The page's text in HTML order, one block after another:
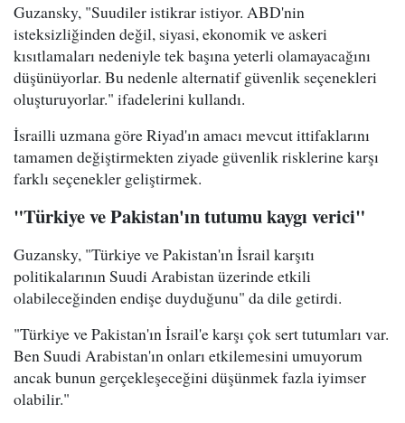
Guzansky, "Suudiler istikrar istiyor. ABD'nin
isteksizliğinden değil, siyasi, ekonomik ve askeri
kısıtlamaları nedeniyle tek başına yeterli olamayacağını
düşünüyorlar. Bu nedenle alternatif güvenlik seçenekleri
oluşturuyorlar." ifadelerini kullandı.
İsrailli uzmana göre Riyad'ın amacı mevcut ittifaklarını
tamamen değiştirmekten ziyade güvenlik risklerine karşı
farklı seçenekler geliştirmek.
"Türkiye ve Pakistan'ın tutumu kaygı verici"
Guzansky, "Türkiye ve Pakistan'ın İsrail karşıtı
politikalarının Suudi Arabistan üzerinde etkili
olabileceğinden endişe duyduğunu" da dile getirdi.
"Türkiye ve Pakistan'ın İsrail'e karşı çok sert tutumları var.
Ben Suudi Arabistan'ın onları etkilemesini umuyorum
ancak bunun gerçekleşeceğini düşünmek fazla iyimser
olabilir."